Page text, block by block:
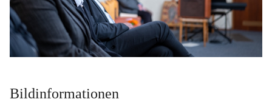
Bildinformationen